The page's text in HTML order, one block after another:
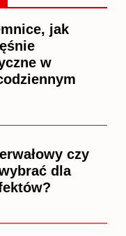
jak
w
czy
dla